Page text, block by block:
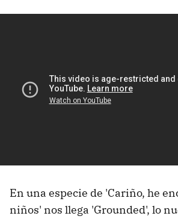
En una especie de 'Cariño, he
niños' nos llega 'Grounded', lo